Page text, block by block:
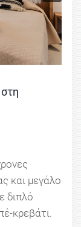
και μεγάλο
διπλό
κρεβάτι.